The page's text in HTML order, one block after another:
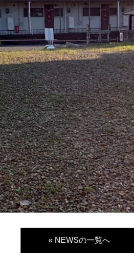
« NEWSの一覧へ